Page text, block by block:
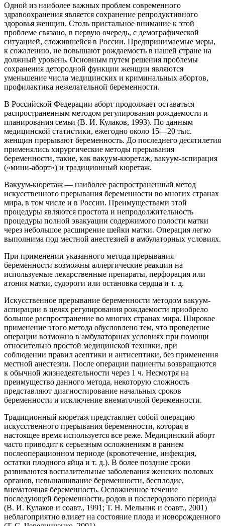
Одной из наиболее важных проблем современного
здравоохранения является сохранение репродуктивного
здоровья женщин. Столь пристальное внимание к этой
проблеме связано, в первую очередь, с демографической
ситуацией, сложившейся в России. Предпринимаемые меры,
к сожалению, не повышают рождаемость в нашей стране на
должный уровень. Основным путем решения проблемы
сохранения детородной функции женщин являются
уменьшение числа медицинских и криминальных абортов,
профилактика нежелательной беременности.
В Российской Федерации аборт продолжает оставаться
распространенным методом регулирования рождаемости и
планирования семьи (В. И. Кулаков, 1993). По данным
медицинской статистики, ежегодно около 15—20 тыс.
женщин прерывают беременность. До последнего десятилетия
применялись хирургические методы прерывания
беременности, такие, как вакуум-кюретаж, вакуум-аспирация
(«мини-аборт») и традиционный кюретаж.
Вакуум-кюретаж — наиболее распространенный метод
искусственного прерывания беременности во многих странах
мира, в том числе и в России. Преимуществами этой
процедуры являются простота и непродолжительность
процедуры полной эвакуации содержимого полости матки
через небольшое расширение шейки матки. Операция легко
выполнима под местной анестезией в амбулаторных условиях.
При применении указанного метода прерывания
беременности возможны аллергические реакции на
используемые лекарственные препараты, перфорация или
атония матки, судороги или остановка сердца и т. д.
Искусственное прерывание беременности методом вакуум-
аспирации в целях регулирования рождаемости приобрело
большое распространение во многих странах мира. Широкое
применение этого метода обусловлено тем, что проведение
операции возможно в амбулаторных условиях при помощи
относительно простой медицинской техники, при
соблюдении правил асептики и антисептики, без применения
местной анестезии. После операции пациенты возвращаются
к обычной жизнедеятельности через 1 ч. Несмотря на
преимущество данного метода, некоторую сложность
представляют диагностирование начальных сроков
беременности и исключение внематочной беременности.
Традиционный кюретаж представляет собой операцию
искусственного прерывания беременности, которая в
настоящее время используется все реже. Медицинский аборт
часто приводит к серьезным осложнениям в раннем
послеоперационном периоде (кровотечение, инфекция,
остатки плодного яйца и т. д.). В более поздние сроки
развиваются воспалительные заболевания женских половых
органов, невынашивание беременности, бесплодие,
внематочная беременность. Осложненное течение
последующей беременности, родов и послеродового периода
(В. И. Кулаков и соавт., 1991; Т. Н. Мельник и соавт., 2001)
неблагоприятно влияет на состояние плода и новорожденного